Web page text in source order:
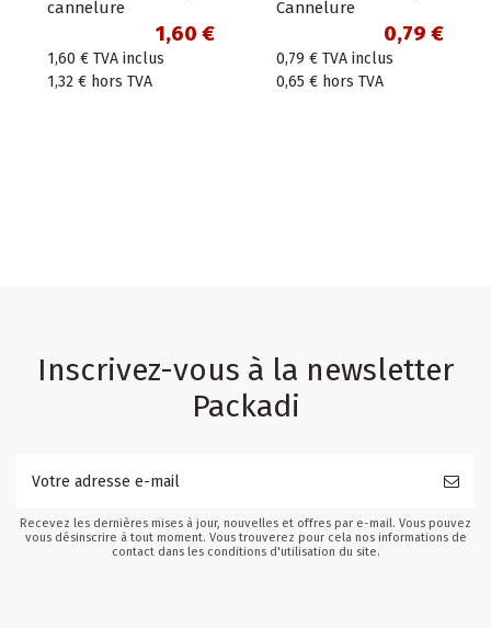
cannelure
1,60 €
1,60 € TVA inclus
1,32 € hors TVA
Cannelure
0,79 €
0,79 € TVA inclus
0,65 € hors TVA
Inscrivez-vous à la newsletter
Packadi
Recevez les dernières mises à jour, nouvelles et offres par e-mail. Vous pouvez
vous désinscrire à tout moment. Vous trouverez pour cela nos informations de
contact dans les conditions d'utilisation du site.